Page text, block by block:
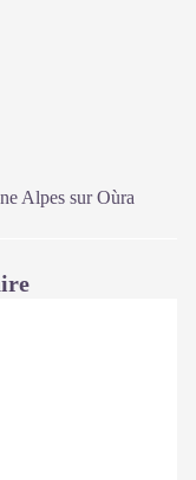
Alpes surOùra